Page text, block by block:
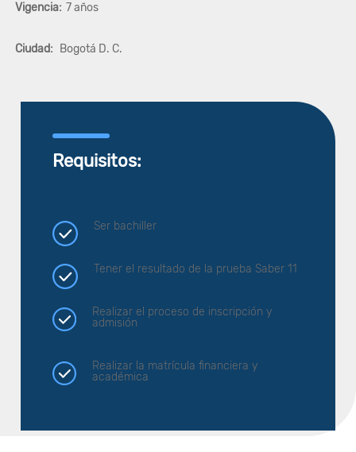
Vigencia: 7 años
Ciudad: Bogotá D. C.
Requisitos:
Ser bachiller
Tener el resultado de la prueba Saber 11
Realizar el proceso de inscripción y
admisión
Realizar la matrícula financiera y
académica